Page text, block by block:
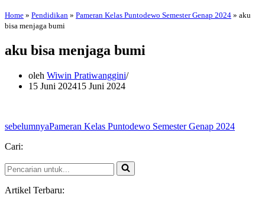
Home » Pendidikan » Pameran Kelas Puntodewo Semester Genap 2024 » aku
bisa menjaga bumi
aku bisa menjaga bumi
oleh Wiwin Pratiwanggini
15 Juni 202415 Juni 2024
sebelumnyaPameran Kelas Puntodewo Semester Genap 2024
Cari:
Pencarian
untuk...
Artikel Terbaru: